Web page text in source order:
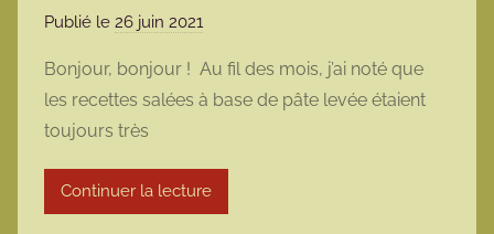
Publié le 26 juin 2021
m
r
m
Bonjour, bonjour ! Au fil des mois, j’ai noté que
les recettes salées à base de pâte levée étaient
toujours très
Continuer la lecture